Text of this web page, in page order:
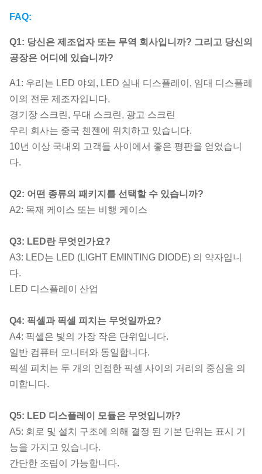
FAQ:
Q1: 당신은 제조업자 또는 무역 회사입니까? 그리고 당신의
공장은 어디에 있습니까?
A1: 우리는 LED 야외, LED 실내 디스플레이, 임대 디스플레
이의 전문 제조자입니다,
경기장 스크린, 무대 스크린, 광고 스크린
우리 회사는 중국 첸젠에 위치하고 있습니다.
10년 이상 국내외 고객들 사이에서 좋은 평판을 얻었습니
다.
Q2: 어떤 종류의 패키지를 선택할 수 있습니까?
A2: 목재 케이스 또는 비행 케이스
Q3: LED란 무엇인가요?
A3: LED는 LED (LIGHT EMINTING DIODE) 의 약자입니
다.
LED 디스플레이 산업
Q4: 픽셀과 픽셀 피치는 무엇일까요?
A4: 픽셀은 빛의 가장 작은 단위입니다.
일반 컴퓨터 모니터와 동일합니다.
픽셀 피치는 두 개의 인접한 픽셀 사이의 거리의 중심을 의
미합니다.
Q5: LED 디스플레이 모듈은 무엇입니까?
A5: 회로 및 설치 구조에 의해 결정 된 기본 단위는 표시 기
능을 가지고 있습니다.
간단한 조립이 가능합니다.